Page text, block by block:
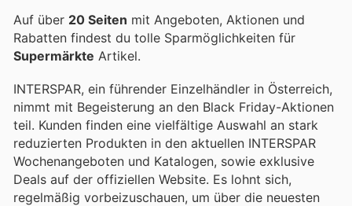
Auf über 20 Seiten mit Angeboten, Aktionen und
Rabatten findest du tolle Sparmöglichkeiten für
Supermärkte Artikel.
INTERSPAR, ein führender Einzelhändler in Österreich,
nimmt mit Begeisterung an den Black Friday-Aktionen
teil. Kunden finden eine vielfältige Auswahl an stark
reduzierten Produkten in den aktuellen INTERSPAR
Wochenangeboten und Katalogen, sowie exklusive
Deals auf der offiziellen Website. Es lohnt sich,
regelmäßig vorbeizuschauen, um über die neuesten